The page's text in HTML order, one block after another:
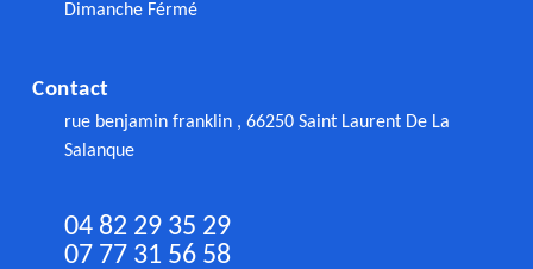
Dimanche Férmé
Contact
rue benjamin franklin , 66250 Saint Laurent De La
Salanque
04 82 29 35 29
07 77 31 56 58